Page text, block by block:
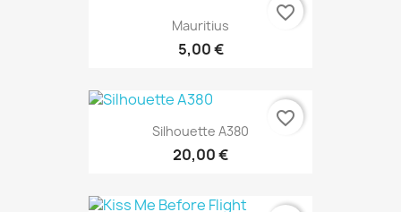
Mauritius
5,00 €
favorite_border
Silhouette A380
20,00 €
favorite_border